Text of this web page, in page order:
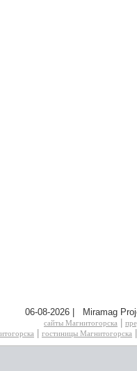
06-08-2026 | Miramag
сайты Магнитогорска
гостиницы Магнитогорска